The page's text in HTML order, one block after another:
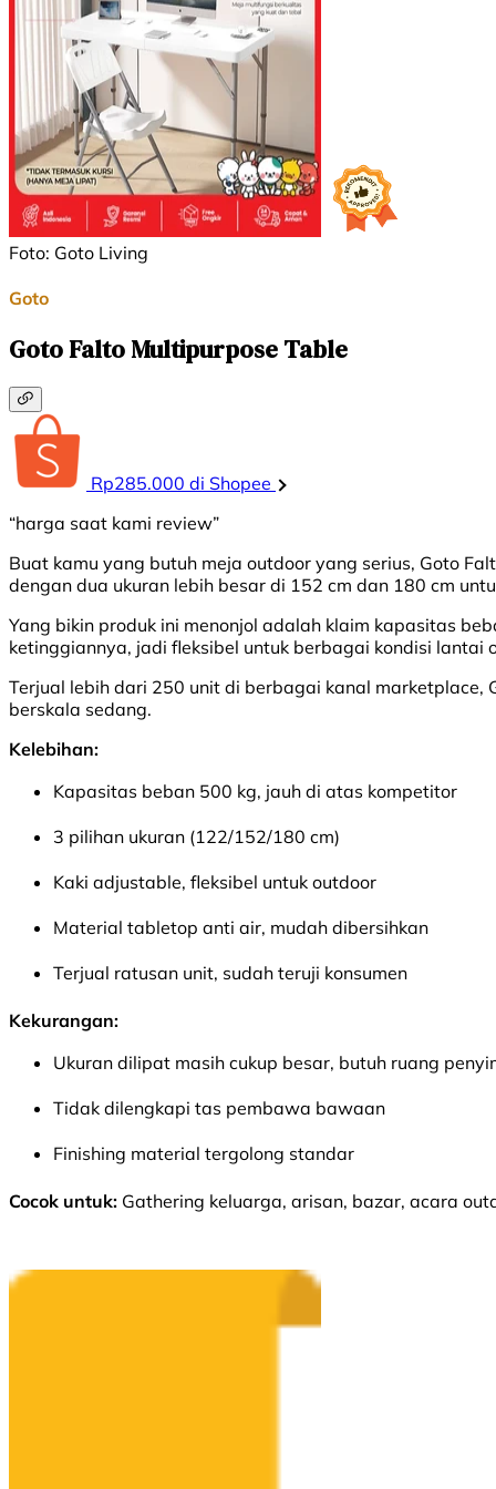
Foto: Goto Living
Goto
Goto Falto Multipurpose Table
Rp285.000 di Shopee
“harga saat kami review”
Buat kamu yang butuh meja outdoor yang serius, Goto
dengan dua ukuran lebih besar di 152 cm dan 180 cm
Yang bikin produk ini menonjol adalah klaim kapasitas
ketinggiannya, jadi fleksibel untuk berbagai kondisi lantai
Terjual lebih dari 250 unit di berbagai kanal
berskala sedang.
Kelebihan:
Kapasitas beban 500 kg, jauh di atas kompetitor
3 pilihan ukuran (122/152/180 cm)
Kaki adjustable, fleksibel untuk outdoor
Material tabletop anti air, mudah dibersihkan
Terjual ratusan unit, sudah teruji konsumen
Kekurangan:
Ukuran dilipat masih cukup besar, butuh ruang
Tidak dilengkapi tas pembawa bawaan
Finishing material tergolong standar
Cocok untuk: Gathering keluarga, arisan, bazar, acara